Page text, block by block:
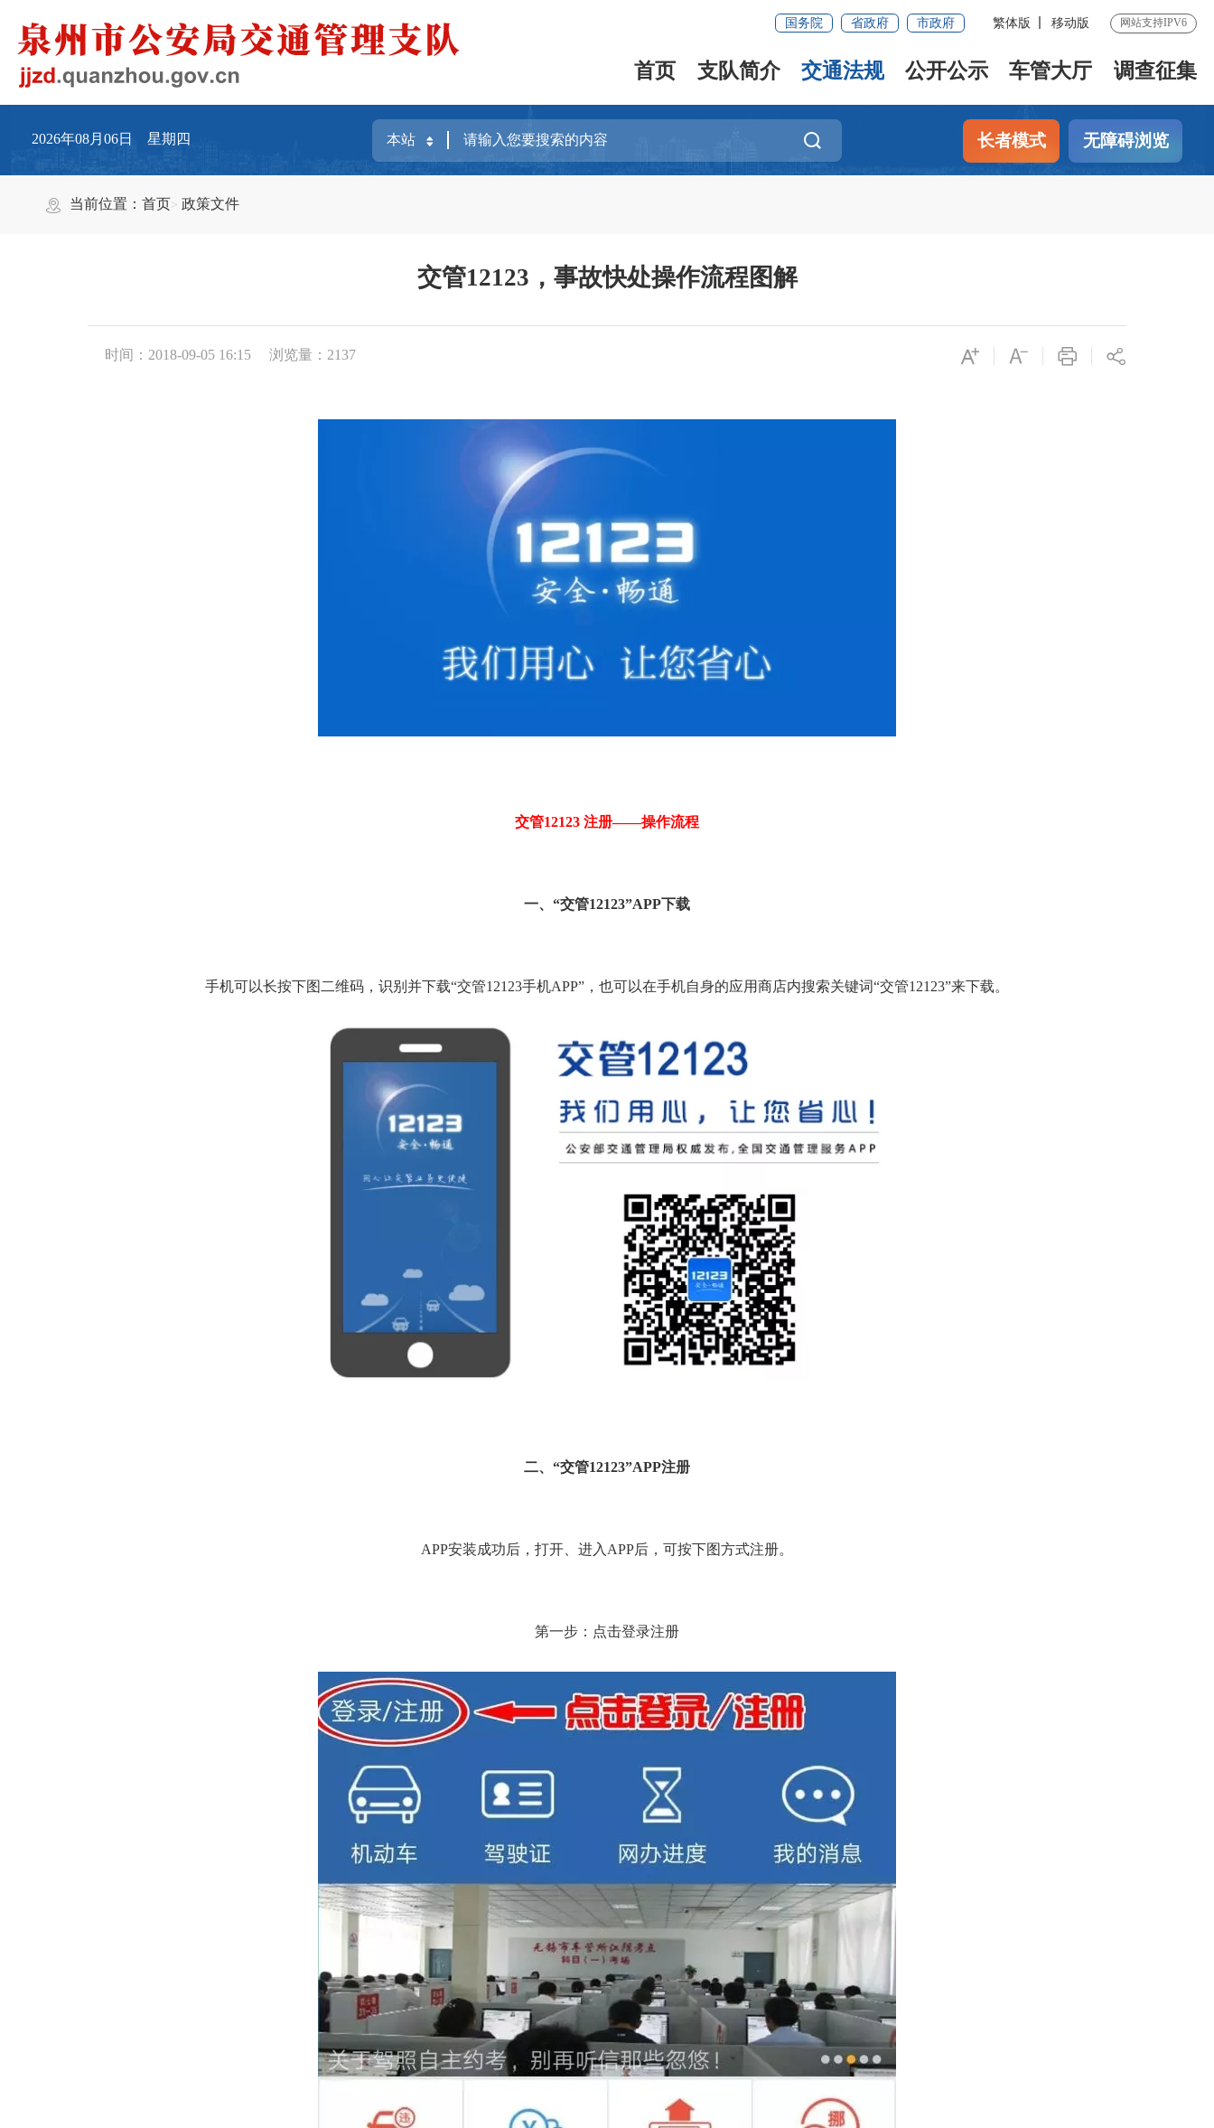
国务院 省政府 市政府 繁体版 移动版 网站支持IPV6
首页 支队简介 交通法规 公开公示 车管大厅 调查征集
2026年08月06日 星期四 长者模式 无障碍浏览
当前位置：首页 政策文件
交管12123，事故快处操作流程图解
时间：2018-09-05 16:15 浏览量： 2137
交管12123 注册——操作流程
一、“交管12123”APP下载
手机可以长按下图二维码，识别并下载“交管12123手机APP”，也可以在手机自身的应用商店内搜索关键词“交管12123”来下载。
二、“交管12123”APP注册
APP安装成功后，打开、进入 APP后，可按下图方式注册。
第一步：点击登录注册